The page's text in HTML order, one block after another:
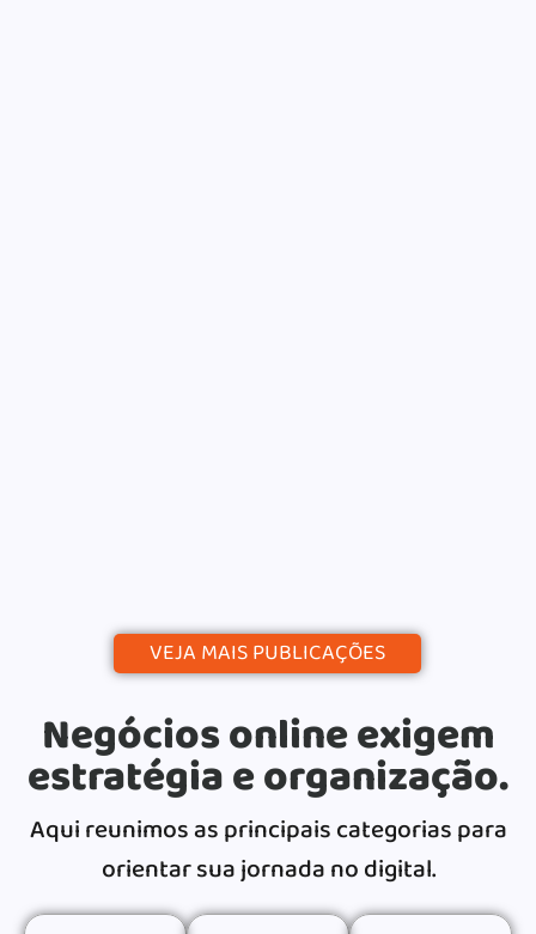
VEJA MAIS PUBLICAÇÕES
Negócios online exigem
estratégia e organização.
Aqui reunimos as principais categorias para
orientar sua jornada no digital.